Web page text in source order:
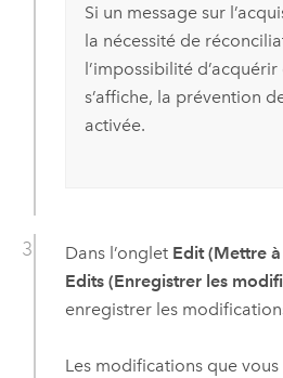
Si un message sur
la nécessité de
l’impossibilité
s’affiche, la prévention
activée.
Dans l’onglet Edit (Mettre
Edits (Enregistrer les
enregistrer les
Les modifications que